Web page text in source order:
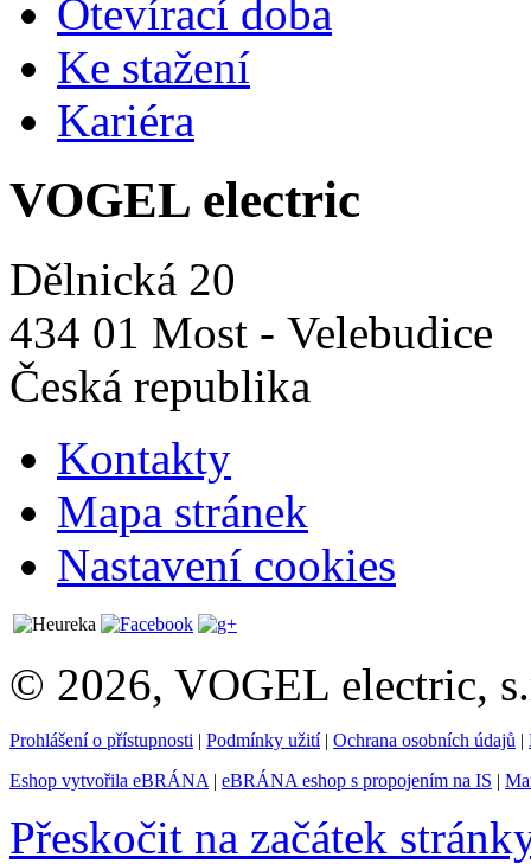
Otevírací doba
Ke stažení
Kariéra
VOGEL electric
Dělnická 20
434 01 Most - Velebudice
Česká republika
Kontakty
Mapa stránek
Nastavení cookies
© 2026, VOGEL electric,
Prohlášení o přístupnosti | Podmínky užití| Ochrana osobních údajů |
Eshop vytvořila eBRÁNA | eBRÁNA eshop s propojením na IS |
Přeskočit na začátek